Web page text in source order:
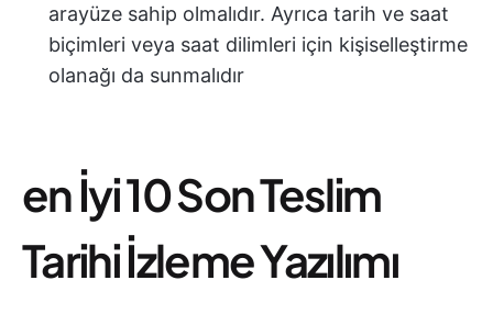
arayüze sahip olmalıdır. Ayrıca tarih ve saat
biçimleri veya saat dilimleri için kişiselleştirme
olanağı da sunmalıdır
en İyi 10 Son Teslim
Tarihi İzleme Yazılımı